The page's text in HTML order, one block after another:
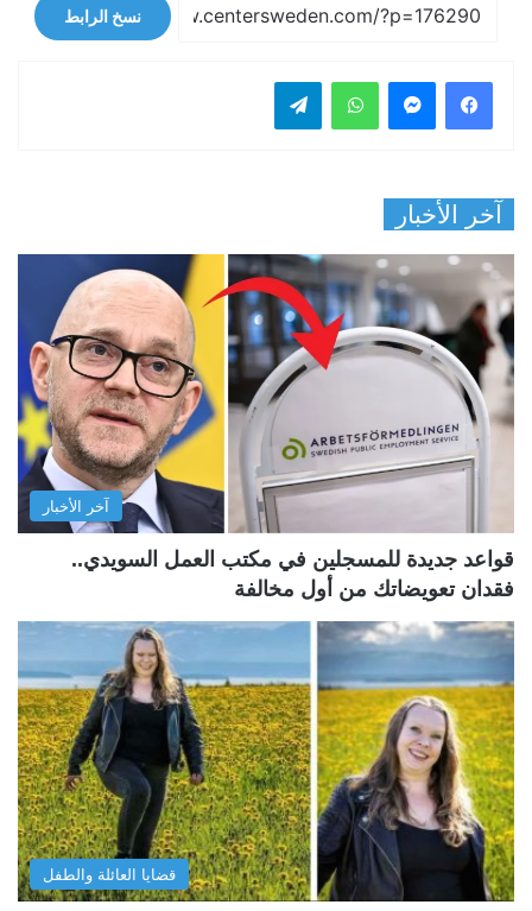
نسخ الرابط
فيسبوك واتساب
آخر الأخبار
آخر الأخبار
قواعد جديدة للمسجلين في مكتب العمل السويدي..
فقدان تعويضاتك من أول مخالفة
قضايا العائلة والطفل